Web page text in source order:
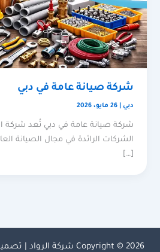
شركة صيانة عامة في دبي
دبي |26 مايو، 2026
شركة صيانة عامة في دبي تُعد شركة
الشركات الرائدة في مجال الصيانة
[…]
Copyright © 2026 شركة الرواد | تصميم وتطوير شركة